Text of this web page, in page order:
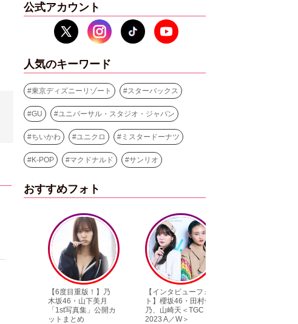
公式アカウント
人気のキーワード
#東京ディズニーリゾート #スターバックス
#GU #ユニバーサル・スタジオ・ジャパン
#ちいかわ #ユニクロ # ミスタードーナツ
#K-POP #マクドナルド #サンリオ
おすすめフォト
【6度目重版！】乃
木坂46・山下美月
「1st写真集」公開カ
ットまとめ
【インタビューフォ
ト】櫻坂46・田村保
乃、山崎天＜TGC
2023 A／W＞